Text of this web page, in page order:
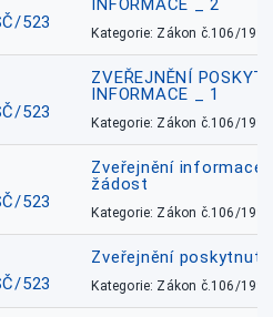
523
INFORMACE _ 2
Kategorie: Zákon č.106/1999
523
ZVEŘEJNĚNÍ
INFORMACE _ 1
Kategorie: Zákon č.106/1999
523
Zveřejnění informace
žádost
Kategorie: Zákon č.106/1999
523
Zveřejnění
Kategorie: Zákon č.106/1999